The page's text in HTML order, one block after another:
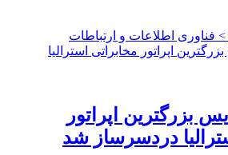
فناوری اطلاعات و ارتباطات
اپراتور
دردسرساز شد